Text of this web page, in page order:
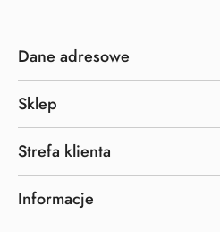
Dane adresowe
Sklep
Strefa klienta
Informacje